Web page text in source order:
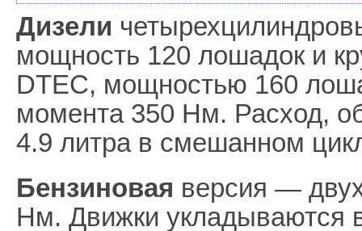
Дизели
мощность 120 лошадок и
DTEC, мощностью 160
момента 350 Нм. Расход,
4.9 литра в смешанном
Бензиновая версия —
Нм. Движки укладываются